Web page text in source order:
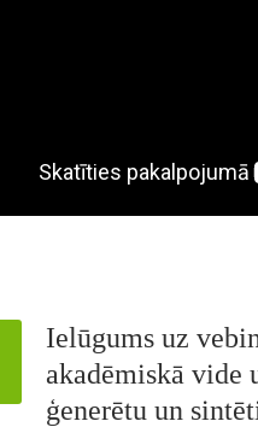
Ielūgums uz
akadēmiskā vide
ģenerētu un